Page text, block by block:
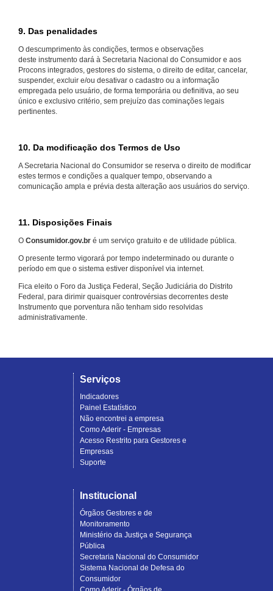
9. Das penalidades
O descumprimento às condições, termos e observações
deste instrumento dará à Secretaria Nacional do Consumidor e aos
Procons integrados, gestores do sistema, o direito de editar, cancelar,
suspender, excluir e/ou desativar o cadastro ou a informação
empregada pelo usuário, de forma temporária ou definitiva, ao seu
único e exclusivo critério, sem prejuízo das cominações legais
pertinentes.
10. Da modificação dos Termos de Uso
A Secretaria Nacional do Consumidor se reserva o direito de modificar
estes termos e condições a qualquer tempo, observando a
comunicação ampla e prévia desta alteração aos usuários do serviço.
11. Disposições Finais
O Consumidor.gov.br é um serviço gratuito e de utilidade pública.
O presente termo vigorará por tempo indeterminado ou durante o
período em que o sistema estiver disponível via internet.
Fica eleito o Foro da Justiça Federal, Seção Judiciária do Distrito
Federal, para dirimir quaisquer controvérsias decorrentes deste
Instrumento que porventura não tenham sido resolvidas
administrativamente.
Serviços
Indicadores
Painel Estatístico
Não encontrei a empresa
Como Aderir - Empresas
Acesso Restrito para Gestores e
Empresas
Suporte
Institucional
Órgãos Gestores e de
Monitoramento
Ministério da Justiça e Segurança
Pública
Secretaria Nacional do Consumidor
Sistema Nacional de Defesa do
Consumidor